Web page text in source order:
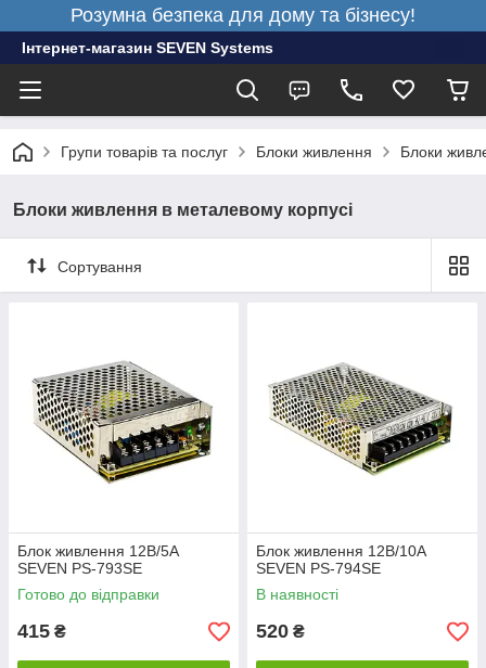
Розумна безпека для дому та бізнесу!
Інтернет-магазин SEVEN Systems
Групи товарів та послуг Блоки живлення Блоки
Блоки живлення в металевому корпусі
Сортування
Блок живлення 12В/5А
SEVEN PS-793SE
Готово до відправки
415 ₴
Блок живлення 12В/10А
SEVEN PS-794SE
В наявності
520 ₴